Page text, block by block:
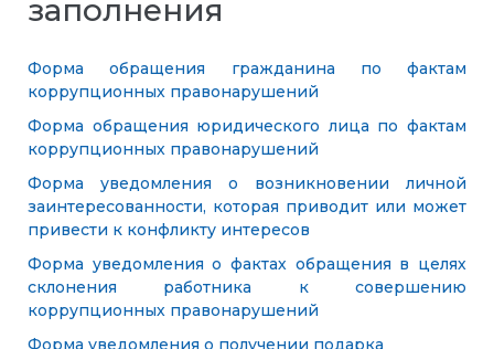
заполнения
Форма обращения гражданина по фактам
коррупционных правонарушений
Форма обращения юридического лица по фактам
коррупционных правонарушений
Форма уведомления о возникновении личной
заинтересованности, которая приводит или может
привести к конфликту интересов
Форма уведомления о фактах обращения в целях
склонения работника к совершению
коррупционных правонарушений
Форма уведомления о получении подарка